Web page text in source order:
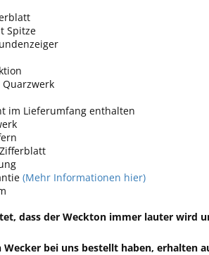
Spitze
Quarzwerk
im Lieferumfang enthalten
(Mehr Informationen hier)
dass der Weckton immer lauter wird
Wecker bei uns bestellt haben, erhalten